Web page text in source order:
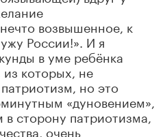
возвышенное, к
России!». И я
в уме ребёнка
из которых, не
но это
«дуновением»,
сторону патриотизма,
очень